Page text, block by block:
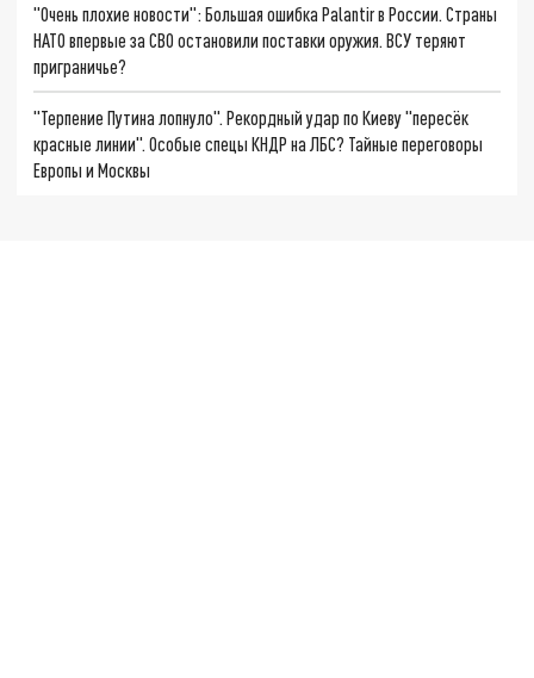
"Очень плохие новости": Большая ошибка Palantir в России. Страны
НАТО впервые за СВО остановили поставки оружия. ВСУ теряют
приграничье?
"Терпение Путина лопнуло". Рекордный удар по Киеву "пересёк
красные линии". Особые спецы КНДР на ЛБС? Тайные переговоры
Европы и Москвы